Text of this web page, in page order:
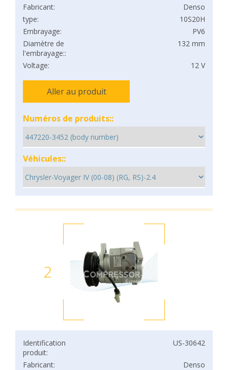
Fabricant:
Denso
type:
10S20H
Embrayage:
PV6
Diamètre de
l'embrayage::
132 mm
Voltage: 12 V
Aller au produit
Numéros de produits::
Véhicules::
2
Identification
produit:
US-30642
Fabricant:
Denso